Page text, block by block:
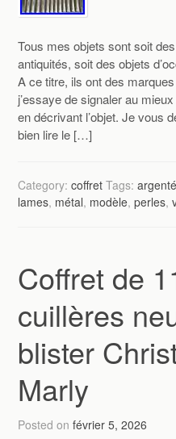
Tous mes objets sont soit
antiquités, soit des objets
A ce titre, ils ont des
j’essaye de signaler au
en décrivant l’objet. Je vous
bien lire le […]
Category:coffret Tags:argenté
lames, métal, modèle,perles,
Coffret de
cuillères
blister
Marly
Posted onfévrier 5, 2026